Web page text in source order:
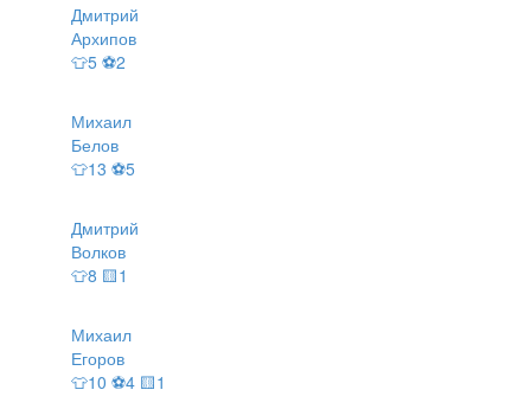
Дмитрий
Архипов
👕5 ⚽2
Михаил
Белов
👕13 ⚽5
Дмитрий
Волков
👕8 🟨1
Михаил
Егоров
👕10 ⚽4 🟨1